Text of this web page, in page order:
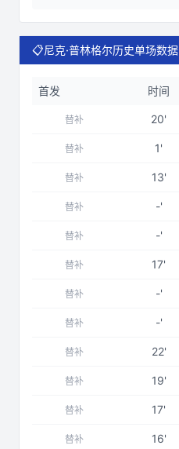
📋尼克·普林格尔历史单场数据
首发 时间
替补 20'
替补 1'
替补 13'
替补 -'
替补 -'
替补 17'
替补 -'
替补 -'
替补 22'
替补 19'
替补 17'
替补 16'